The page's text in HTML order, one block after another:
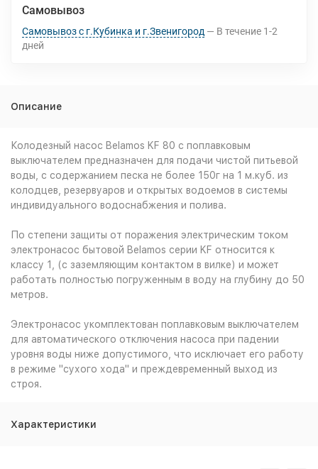
Самовывоз
Самовывоз с г.Кубинка и г.Звенигород В течение 1-2
дней
Описание
Колодезный насос Belamos KF 80 с поплавковым
выключателем предназначен для подачи чистой питьевой
воды, с содержанием песка не более 150г на 1 м.куб. из
колодцев, резервуаров и открытых водоемов в системы
индивидуального водоснабжения и полива.
По степени защиты от поражения электрическим током
электронасос бытовой Belamos серии KF относится к
классу 1, (с заземляющим контактом в вилке) и может
работать полностью погруженным в воду на глубину до 50
метров.
Электронасос укомплектован поплавковым выключателем
для автоматического отключения насоса при падении
уровня воды ниже допустимого, что исключает его работу
в режиме "сухого хода" и преждевременный выход из
строя.
Характеристики